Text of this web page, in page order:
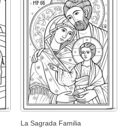
La Sagrada Familia